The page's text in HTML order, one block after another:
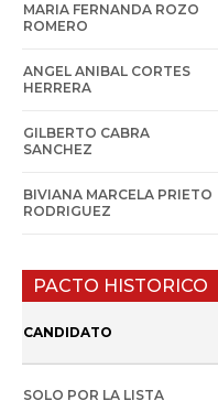
MARIA FERNANDA ROZO
ROMERO
ANGEL ANIBAL CORTES
HERRERA
GILBERTO CABRA
SANCHEZ
BIVIANA MARCELA PRIETO
RODRIGUEZ
PACTO HISTORICO
CANDIDATO
SOLO POR LA LISTA